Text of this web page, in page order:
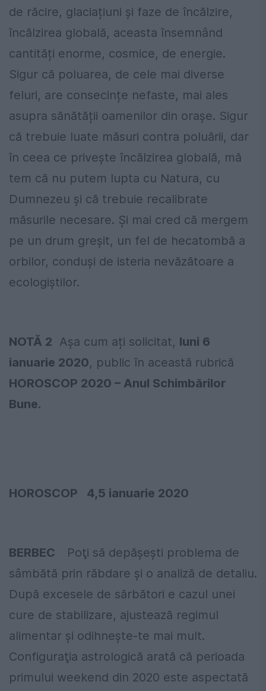
de răcire, glaciațiuni și faze de încălzire,
încălzirea globală, aceasta însemnând
cantități enorme, cosmice, de energie.
Sigur că poluarea, de cele mai diverse
feluri, are consecințe nefaste, mai ales
asupra sănătății oamenilor din orașe. Sigur
că trebuie luate măsuri contra poluării, dar
în ceea ce privește încălzirea globală, mă
tem că nu putem lupta cu Natura, cu
Dumnezeu și că trebuie recalibrate
măsurile necesare. Și mai cred că mergem
pe un drum greșit, un fel de hecatombă a
orbilor, conduși de isteria nevăzătoare a
ecologiștilor.
NOTĂ 2 Așa cum ați solicitat, luni 6
ianuarie 2020, public în această rubrică
HOROSCOP 2020 – Anul Schimbărilor
Bune.
HOROSCOP 4,5 ianuarie 2020
BERBEC Poţi să depăşeşti problema de
sâmbătă prin răbdare şi o analiză de detaliu.
După excesele de sărbători e cazul unei
cure de stabilizare, ajustează regimul
alimentar şi odihneşte-te mai mult.
Configuraţia astrologică arată că perioada
primului weekend din 2020 este aspectată